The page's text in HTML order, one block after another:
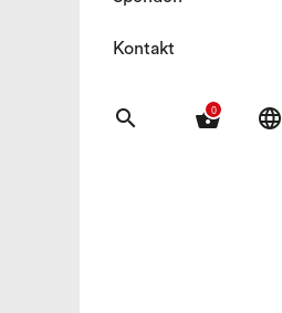
Kontakt
search 0
shopping_basket language